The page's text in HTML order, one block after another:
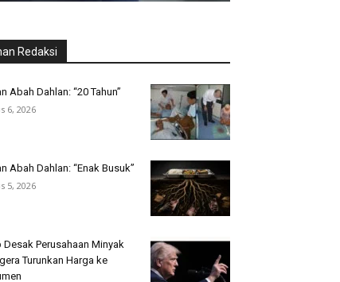
Redaksi
Abah Dahlan: “20 Tahun”
6, 2026
Abah Dahlan: “Enak Busuk”
5, 2026
Desak Perusahaan Minyak
Turunkan Harga ke